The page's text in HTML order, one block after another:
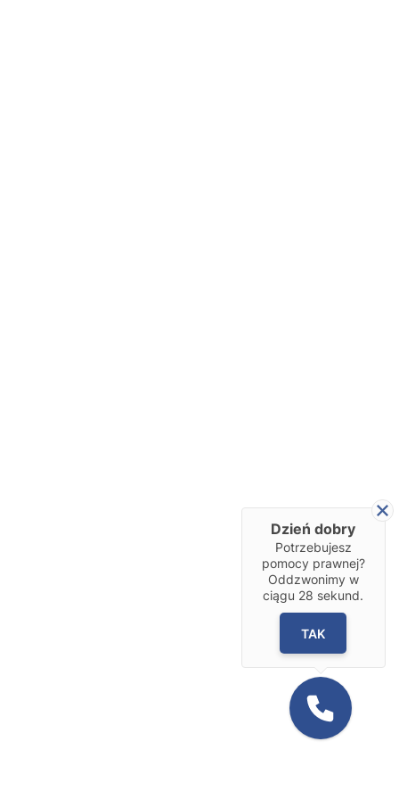
Dzień dobry
Potrzebujesz
pomocy prawnej?
Oddzwonimy w
ciągu 28 sekund.
TAK